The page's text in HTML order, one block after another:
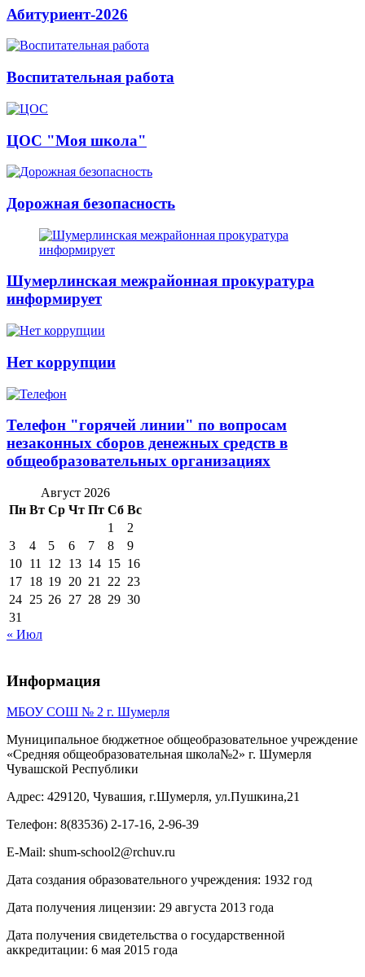
Абитуриент-2026
Воспитательная работа
ЦОС "Моя школа"
Дорожная безопасность
Шумерлинская межрайонная прокуратура
информирует
Нет коррупции
Телефон "горячей линии" по вопросам
незаконных сборов денежных средств в
общеобразовательных организациях
Август 2026
Пн Вт Ср Чт Пт Сб Вс
1
2
3
4 5 6 7 8
9
10 11 12 13 14 15 16
17 18 19 20 21 22 23
24 25 26 27 28 29 30
31
« Июл
Информация
МБОУ СОШ № 2 г. Шумерля
Муниципальное бюджетное общеобразовательное учреждение
«Средняя общеобразовательная школа№2» г. Шумерля
Чувашской Республики
Адрес: 429120, Чувашия, г.Шумерля, ул.Пушкина,21
Телефон: 8(83536) 2-17-16, 2-96-39
E-Mail: shum-school2@rchuv.ru
Дата создания образовательного учреждения: 1932 год
Дата получения лицензии: 29 августа 2013 года
Дата получения свидетельства о государственной
аккредитации: 6 мая 2015 года